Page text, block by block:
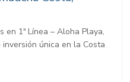
en 1ª Línea – Aloha Playa,
única en la Costa